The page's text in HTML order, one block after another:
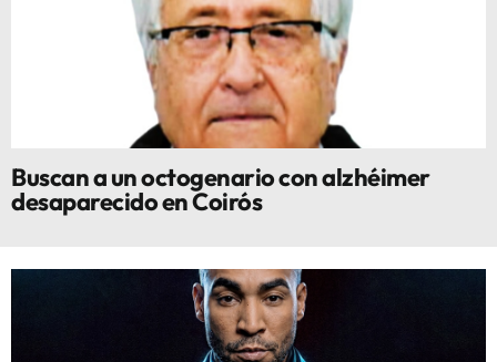
Buscan a un octogenario con alzhéimer
desaparecido en Coirós